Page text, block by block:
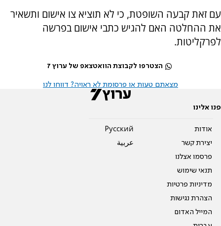
עם זאת קבעה השופטת, כי לא תוציא צו אישום ותשאיר
את ההחלטה האם להגיש כתבי אישום בפרשה
לפרקליטות.
הצטרפו לקבוצת הוואטצאפ של ערוץ 7
מצאתם טעות או פרסומת לא ראויה? דווחו לנו
פנו אלינו
אודות
יצירת קשר
פרסמו אצלנו
תנאי שימוש
מדיניות פרטיות
הצהרת נגישות
המייל האדום
Pусский
عربية